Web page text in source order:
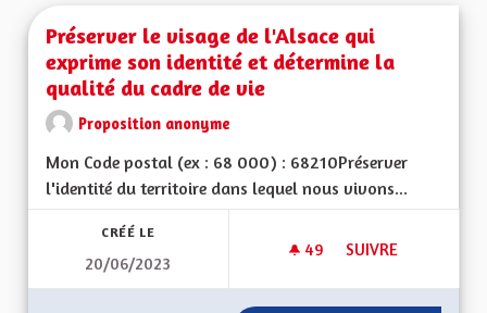
Préserver le visage de l'Alsace qui
exprime son identité et détermine la
qualité du cadre de vie
Proposition anonyme
Mon Code postal (ex : 68 000) : 68210Préserver
l'identité du territoire dans lequel nous vivons...
CRÉÉ LE
20/06/2023
49 49 ABONNÉS
SUIVRE